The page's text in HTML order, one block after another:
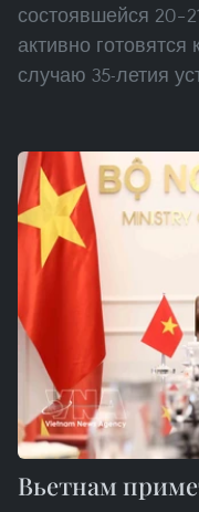
состоявшейся
активно
случаю 35-летия
Вьетнам